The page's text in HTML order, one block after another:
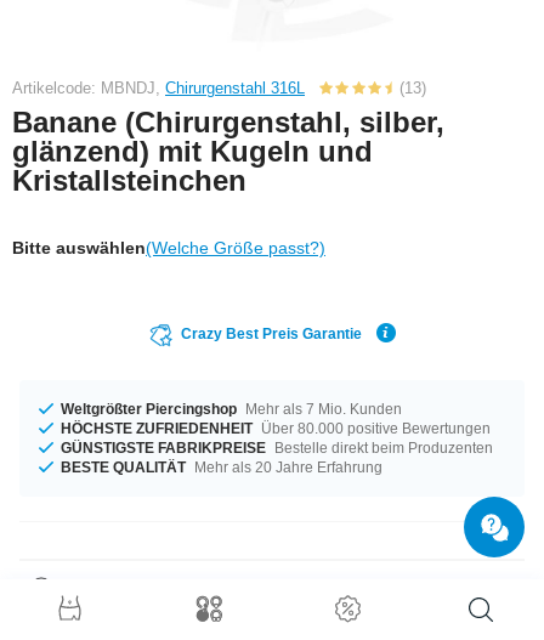
Artikelcode: MBNDJ, Chirurgenstahl 316L (13)
Banane (Chirurgenstahl, silber,
glänzend) mit Kugeln und
Kristallsteinchen
Bitte auswählen(Welche Größe passt?)
Crazy Best Preis Garantie
Weltgrößter Piercingshop Mehr als 7 Mio. Kunden
HÖCHSTE ZUFRIEDENHEIT Über 80.000 positive Bewertungen
GÜNSTIGSTE FABRIKPREISE Bestelle direkt beim Produzenten
BESTE QUALITÄT Mehr als 20 Jahre Erfahrung
Ein Produkt für alle Gelegenheiten - erhältlich von 1,0 mm und 1,2 mm